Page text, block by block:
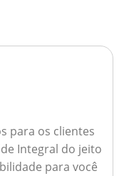
para os clientes
Integral do jeito
para você